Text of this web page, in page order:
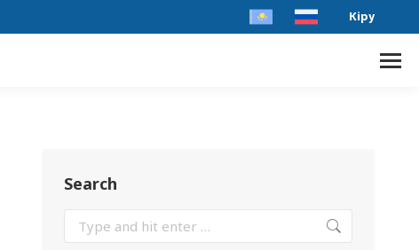
Кіру
Search